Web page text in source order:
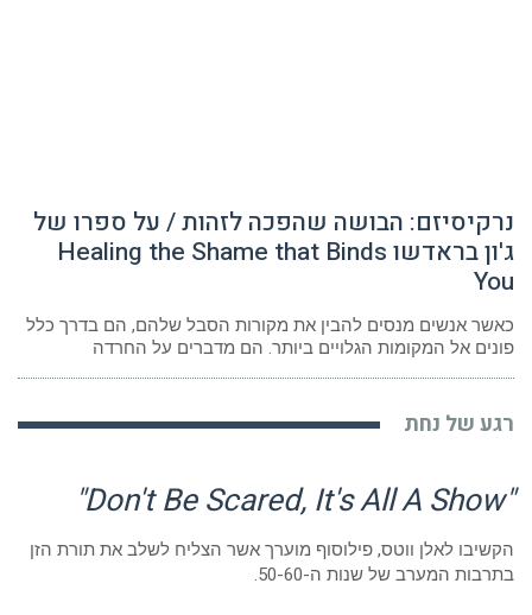
נרקיסיזם: הבושה שהפכה לזהות / על ספרו של
ג'ון בראדשו Healing the Shame that Binds
You
כאשר אנשים מנסים להבין את מקורות הסבל שלהם, הם בדרך כלל
פונים אל המקומות הגלויים ביותר. הם מדברים על החרדה
רגע של נחת
"Don't Be Scared, It's All A Show"
הקשיבו לאלן ווטס, פילוסוף מוערך אשר הצליח לשלב את תורת הזן
בתרבות המערב של שנות ה-50-60.